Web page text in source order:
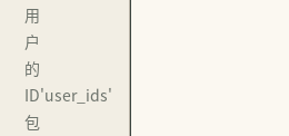
用
户
的
ID'user_ids'
包